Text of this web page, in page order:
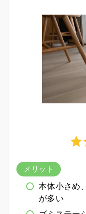
メリット
本体小さめ
が多い